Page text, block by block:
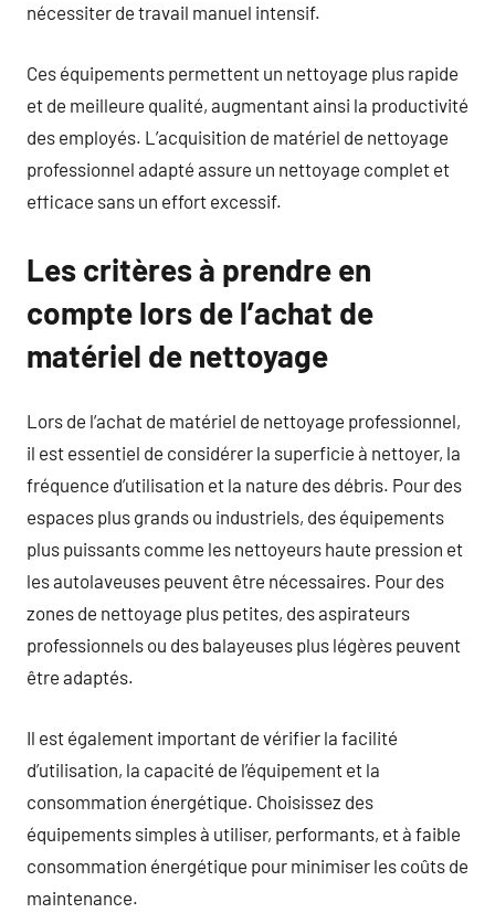
nécessiter de travail manuel intensif.
Ces équipements permettent un nettoyage plus rapide
et de meilleure qualité, augmentant ainsi la productivité
des employés. L’acquisition de matériel de nettoyage
professionnel adapté assure un nettoyage complet et
efficace sans un effort excessif.
Les critères à prendre en
compte lors de l’achat de
matériel de nettoyage
Lors de l’achat de matériel de nettoyage professionnel,
il est essentiel de considérer la superficie à nettoyer, la
fréquence d’utilisation et la nature des débris. Pour des
espaces plus grands ou industriels, des équipements
plus puissants comme les nettoyeurs haute pression et
les autolaveuses peuvent être nécessaires. Pour des
zones de nettoyage plus petites, des aspirateurs
professionnels ou des balayeuses plus légères peuvent
être adaptés.
Il est également important de vérifier la facilité
d’utilisation, la capacité de l’équipement et la
consommation énergétique. Choisissez des
équipements simples à utiliser, performants, et à faible
consommation énergétique pour minimiser les coûts de
maintenance.